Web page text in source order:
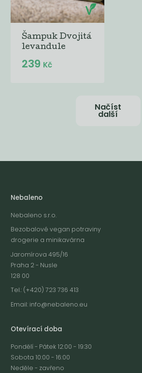
Šampuk Dvojitá
levandule
239 Kč
Načíst
další
Nebaleno
Nebaleno s.r.o.
Bezobalové vegan potraviny
drogerie a minikavárna
Jaromírova 495/16
Praha 2 - Nusle
128 00
Tel.: (+420) 723 736 413
Email: info@nebaleno.eu
Otevírací doba
Pondělí - Pátek 12:00 - 19:30
Sobota 10:00 - 16:00
Neděle - zavřeno